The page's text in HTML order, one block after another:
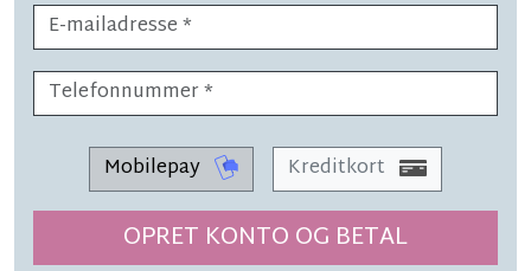
Mobilepay Kreditkort
OPRET KONTO OG BETAL